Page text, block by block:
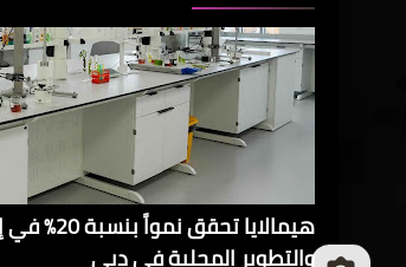
والتطوير المحلية في دبي